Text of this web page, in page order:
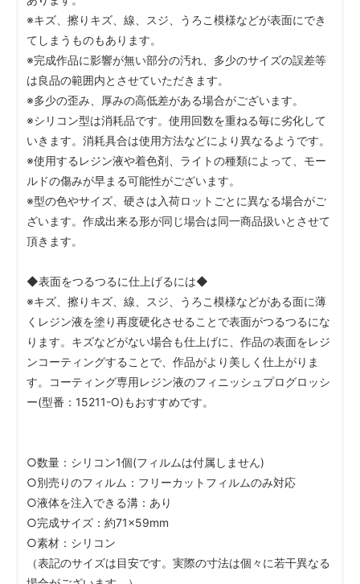
※キズ、擦りキズ、線、スジ、うろこ模様などが表面にでき
てしまうものもあります。
※完成作品に影響が無い部分の汚れ、多少のサイズの誤差等
は良品の範囲内とさせていただきます。
※多少の歪み、厚みの高低差がある場合がございます。
※シリコン型は消耗品です。使用回数を重ねる毎に劣化して
いきます。消耗具合は使用方法などにより異なるようです。
※使用するレジン液や着色剤、ライトの種類によって、モー
ルドの傷みが早まる可能性がございます。
※型の色やサイズ、硬さは入荷ロットごとに異なる場合がご
ざいます。作成出来る形が同じ場合は同一商品扱いとさせて
頂きます。
◆表面をつるつるに仕上げるには◆
※キズ、擦りキズ、線、スジ、うろこ模様などがある面に薄
くレジン液を塗り再度硬化させることで表面がつるつるにな
ります。キズなどがない場合も仕上げに、作品の表面をレジ
ンコーティングすることで、作品がより美しく仕上がりま
す。コーティング専用レジン液のフィニッシュプログロッシ
ー(型番：15211-O)もおすすめです。
○数量：シリコン1個(フィルムは付属しません)
○別売りのフィルム：フリーカットフィルムのみ対応
○液体を注入できる溝：あり
○完成サイズ：約71×59mm
○素材：シリコン
（表記のサイズは目安です。実際の寸法は個々に若干異なる